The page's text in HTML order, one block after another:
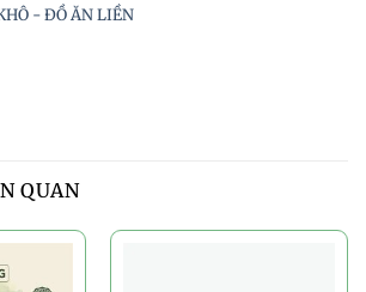
- ĐỒ ĂN LIỀN
QUAN